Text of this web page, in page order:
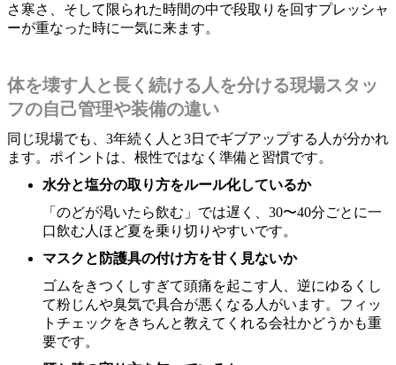
さ寒さ、そして限られた時間の中で段取りを回すプレッシャ
ーが重なった時に一気に来ます。
体を壊す人と長く続ける人を分ける現場スタッ
フの自己管理や装備の違い
同じ現場でも、3年続く人と3日でギブアップする人が分かれ
ます。ポイントは、根性ではなく準備と習慣です。
水分と塩分の取り方をルール化しているか
「のどが渇いたら飲む」では遅く、30〜40分ごとに一
口飲む人ほど夏を乗り切りやすいです。
マスクと防護具の付け方を甘く見ないか
ゴムをきつくしすぎて頭痛を起こす人、逆にゆるくし
て粉じんや臭気で具合が悪くなる人がいます。フィッ
トチェックをきちんと教えてくれる会社かどうかも重
要です。